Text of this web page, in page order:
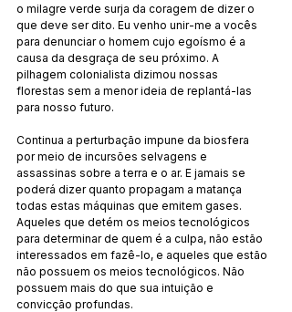
o milagre verde surja da coragem de dizer o
que deve ser dito. Eu venho unir-me a vocês
para denunciar o homem cujo egoísmo é a
causa da desgraça de seu próximo. A
pilhagem colonialista dizimou nossas
florestas sem a menor ideia de replantá-las
para nosso futuro.
Continua a perturbação impune da biosfera
por meio de incursões selvagens e
assassinas sobre a terra e o ar. E jamais se
poderá dizer quanto propagam a matança
todas estas máquinas que emitem gases.
Aqueles que detém os meios tecnológicos
para determinar de quem é a culpa, não estão
interessados em fazê-lo, e aqueles que estão
não possuem os meios tecnológicos. Não
possuem mais do que sua intuição e
convicção profundas.